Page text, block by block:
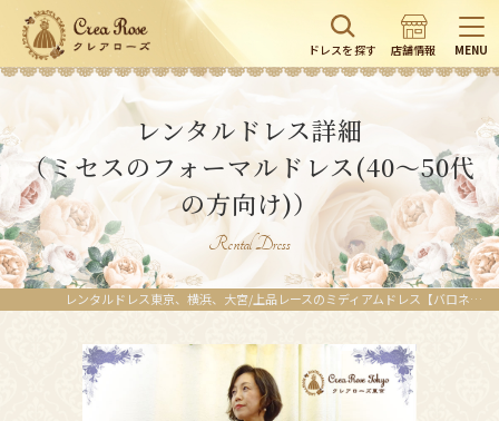
ドレスを探す 店舗情報 MENU
レンタルドレス詳細
（ミセスのフォーマルドレス(40～50代
の方向け)）
Rental Dress
レンタルドレス東京、横浜、大宮/上品レースのミディアムドレス【バロネッセドレス】お母さま、ご親族様に | レンタルドレスのクレアローズ東京